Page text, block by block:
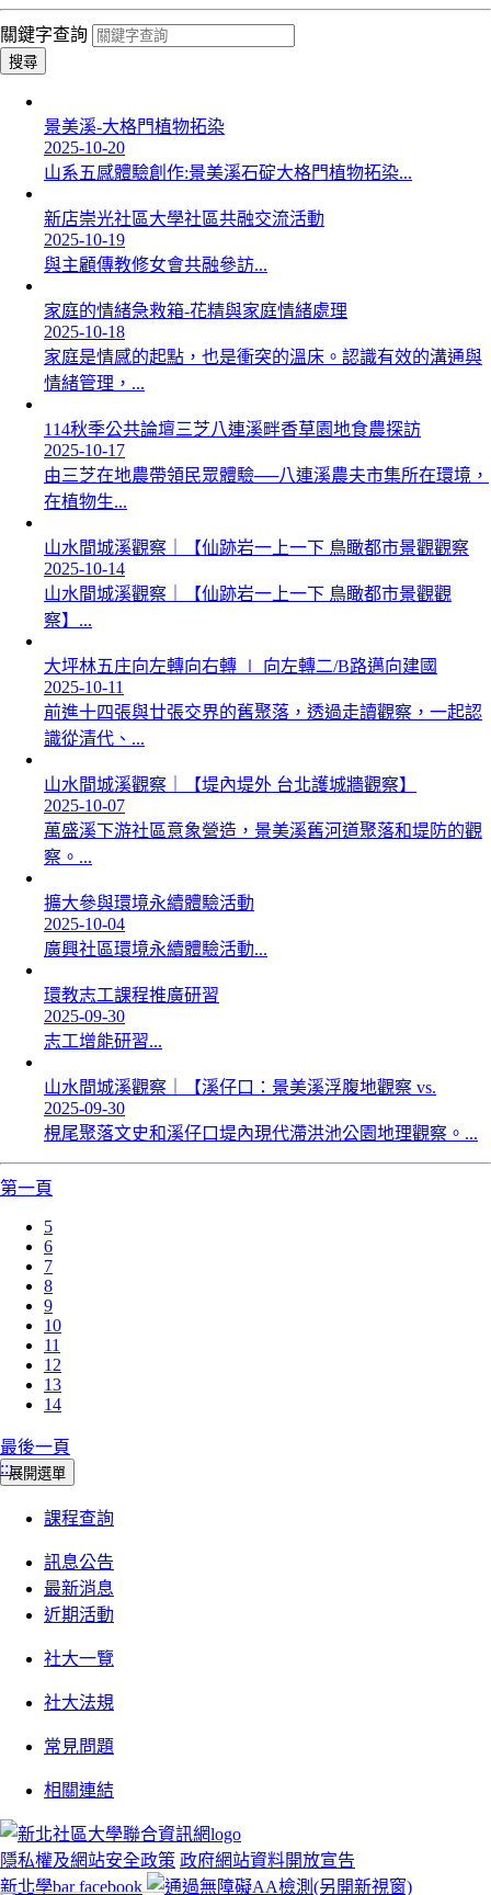
關鍵字查詢
搜尋
景美溪-大格門植物拓染
2025-10-20
山系五感體驗創作:景美溪石碇大格門植物拓染...
新店崇光社區大學社區共融交流活動
2025-10-19
與主顧傳教修女會共融參訪...
家庭的情緒急救箱-花精與家庭情緒處理
2025-10-18
家庭是情感的起點，也是衝突的溫床。認識有效的溝通與
情緒管理，...
114秋季公共論壇三芝八連溪畔香草園地食農探訪
2025-10-17
由三芝在地農帶領民眾體驗──八連溪農夫市集所在環境，
在植物生...
山水間城溪觀察｜【仙跡岩一上一下 鳥瞰都市景觀觀察
2025-10-14
山水間城溪觀察｜【仙跡岩一上一下 鳥瞰都市景觀觀
察】...
大坪林五庄向左轉向右轉 ∣ 向左轉二/B路邁向建國
2025-10-11
前進十四張與廿張交界的舊聚落，透過走讀觀察，一起認
識從清代、...
山水間城溪觀察｜【堤內堤外 台北護城牆觀察】
2025-10-07
萬盛溪下游社區意象營造，景美溪舊河道聚落和堤防的觀
察。...
擴大參與環境永續體驗活動
2025-10-04
廣興社區環境永續體驗活動...
環教志工課程推廣研習
2025-09-30
志工增能研習...
山水間城溪觀察｜【溪仔口：景美溪浮腹地觀察 vs.
2025-09-30
梘尾聚落文史和溪仔口堤內現代滯洪池公園地理觀察。...
第一頁
5
6
7
8
9
10
11
12
13
14
最後一頁
:::展開選單
課程查詢
訊息公告
最新消息
近期活動
社大一覽
社大法規
常見問題
相關連結
隱私權及網站安全政策 政府網站資料開放宣告
新北學bar facebook